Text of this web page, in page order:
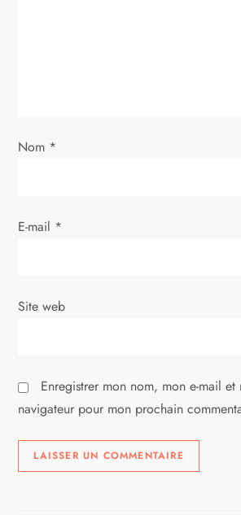
a
t
c
e
Nom *
E-mail *
Site web
Enregistrer mon nom, mon e-mail
navigateur pour mon prochain